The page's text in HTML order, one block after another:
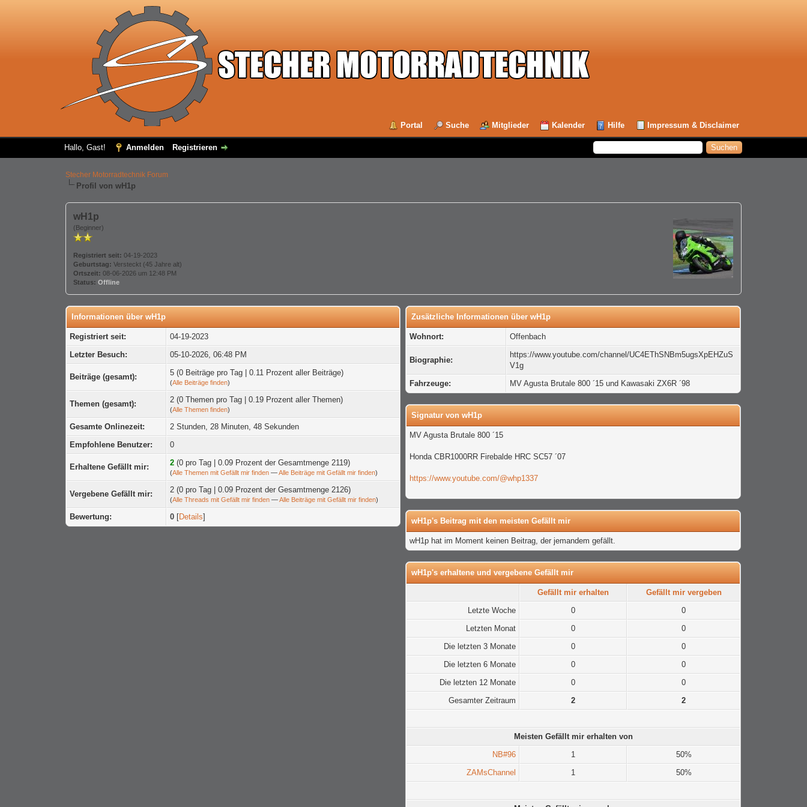
Portal Suche Mitglieder Kalender Hilfe Impressum & Disclaimer
Hallo, Gast! Anmelden Registrieren
Stecher Motorradtechnik Forum
Profil von wH1p
wH1p
(Beginner)
Registriert seit: 04-19-2023
Geburtstag: Versteckt (45 Jahre alt)
Ortszeit: 08-06-2026 um 12:48 PM
Status: Offline
Informationen über wH1p
Registriert seit:
04-19-2023
Letzter Besuch:
05-10-2026, 06:48 PM
Beiträge (gesamt): 5 (0 Beiträge pro Tag | 0.11 Prozent aller Beiträge)
(Alle Beiträge finden)
Themen (gesamt): 2 (0 Themen pro Tag | 0.19 Prozent aller Themen)
(Alle Themen finden)
Gesamte Onlinezeit:
2 Stunden, 28 Minuten, 48 Sekunden
Empfohlene Benutzer:
0
Erhaltene Gefällt mir: 2 (0 pro Tag | 0.09 Prozent der Gesamtmenge 2119)
(Alle Themen mit Gefällt mir finden —Alle Beiträge mit Gefällt mir finden)
Vergebene Gefällt mir: 2 (0 pro Tag | 0.09 Prozent der Gesamtmenge 2126)
(Alle Threads mit Gefällt mir finden —Alle Beiträge mit Gefällt mir finden)
Bewertung: 0 [Details]
Zusätzliche Informationen über wH1p
Wohnort: Offenbach
Biographie:
https://www.youtube.com/channel/UC4EThSNBm5ugsXpEHZuS
V1g
Fahrzeuge:
MV Agusta Brutale 800 ´15 und Kawasaki ZX6R ´98
Signatur von wH1p
MV Agusta Brutale 800 ´15
Honda CBR1000RR Firebalde HRC SC57 ´07
https://www.youtube.com/@whp1337
wH1p's Beitrag mit den meisten Gefällt mir
wH1p hat im Moment keinen Beitrag, der jemandem gefällt.
wH1p's erhaltene und vergebene Gefällt mir
Gefällt mir erhalten
Gefällt mir vergeben
Letzte Woche
0
0
Letzten Monat
0
0
Die letzten 3 Monate
0
0
Die letzten 6 Monate
0
0
Die letzten 12 Monate
0
0
Gesamter Zeitraum
2 2
Meisten Gefällt mir erhalten von
NB#96
1
50%
ZAMsChannel
1 50%